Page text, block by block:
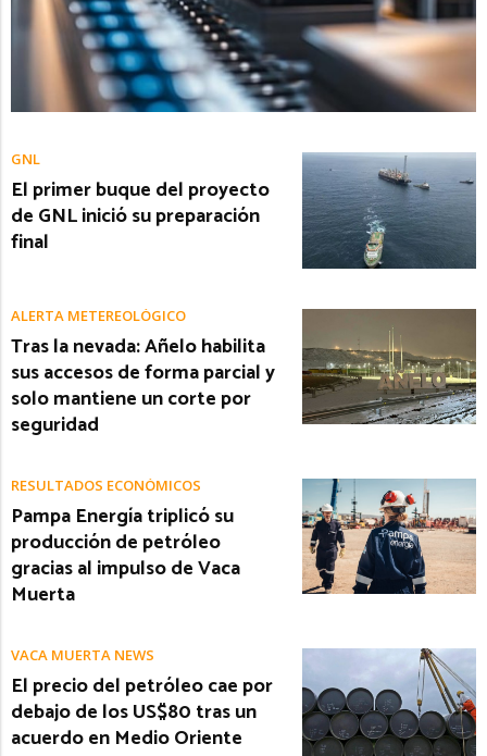
GNL
El primer buque del proyecto
de GNL inició su preparación
final
ALERTA METEREOLÓGICO
Tras la nevada: Añelo habilita
sus accesos de forma parcial y
solo mantiene un corte por
seguridad
RESULTADOS ECONÓMICOS
Pampa Energía triplicó su
producción de petróleo
gracias al impulso de Vaca
Muerta
VACA MUERTA NEWS
El precio del petróleo cae por
debajo de los US$80 tras un
acuerdo en Medio Oriente